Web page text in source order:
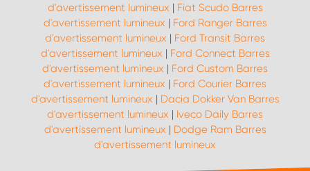
d'avertissement lumineux | Fiat Scudo Barres
d'avertissement lumineux | Ford Ranger Barres
d'avertissement lumineux | Ford Transit Barres
d'avertissement lumineux | Ford Connect Barres
d'avertissement lumineux | Ford Custom Barres
d'avertissement lumineux | Ford Courier Barres
d'avertissement lumineux | Dacia Dokker Van Barres
d'avertissement lumineux | Iveco Daily Barres
d'avertissement lumineux | Dodge Ram Barres
d'avertissement lumineux